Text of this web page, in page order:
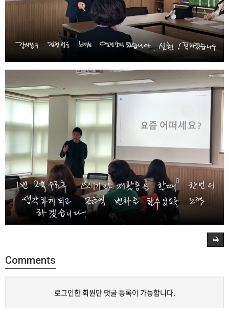
Comments
로그인한 회원만 댓글 등록이 가능합니다.